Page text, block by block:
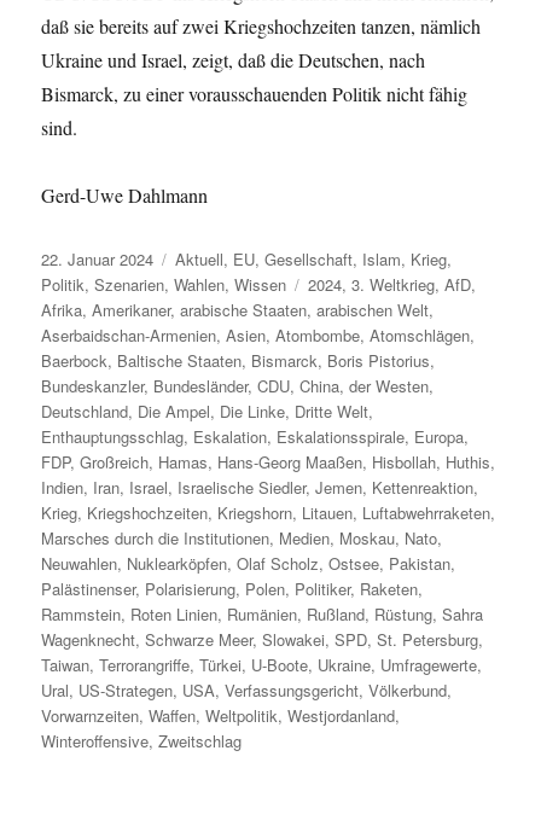
daß sie bereits auf zwei Kriegshochzeiten tanzen, nämlich
Ukraine und Israel, zeigt, daß die Deutschen, nach
Bismarck, zu einer vorausschauenden Politik nicht fähig
sind.
Gerd-Uwe Dahlmann
Veröffentlicht
am
22. Januar 2024 Kategorien
Aktuell, EU,Gesellschaft, Islam, Krieg,
Politik,Szenarien,Wahlen,Wissen Schlagwörter
2024,3. Weltkrieg,AfD,
Afrika,Amerikaner,arabische Staaten,arabischen Welt,
Aserbaidschan-Armenien,Asien,Atombombe,Atomschlägen,
Baerbock, Baltische Staaten, Bismarck, Boris Pistorius,
Bundeskanzler, Bundesländer,CDU,China,der Westen,
Deutschland, Die Ampel, Die Linke, Dritte Welt,
Enthauptungsschlag, Eskalation, Eskalationsspirale, Europa,
FDP,Großreich, Hamas, Hans-Georg Maaßen, Hisbollah, Huthis,
Indien, Iran, Israel, Israelische Siedler,Jemen, Kettenreaktion,
Krieg, Kriegshochzeiten, Kriegshorn, Litauen, Luftabwehrraketen,
Marsches durch die Institutionen, Medien, Moskau, Nato,
Neuwahlen, Nuklearköpfen,Olaf Scholz,Ostsee, Pakistan,
Palästinenser, Polarisierung, Polen, Politiker, Raketen,
Rammstein, Roten Linien, Rumänien, Rußland, Rüstung,Sahra
Wagenknecht,Schwarze Meer,Slowakei,SPD,St. Petersburg,
Taiwan,Terrorangriffe,Türkei, U-Boote, Ukraine, Umfragewerte,
Ural, US-Strategen, USA,Verfassungsgericht,Völkerbund,
Vorwarnzeiten,Waffen,Weltpolitik,Westjordanland,
Winteroffensive,Zweitschlag